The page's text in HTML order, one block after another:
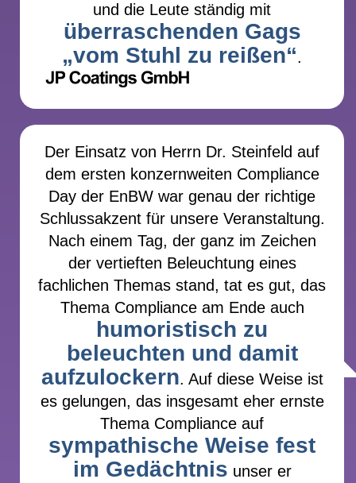
und die Leute ständig mit
überraschenden Gags
„vom Stuhl zu reißen“.
Der Einsatz von Herrn Dr. Steinfeld auf
dem ersten konzernweiten Compliance
Day der EnBW war genau der richtige
Schlussakzent für unsere Veranstaltung.
Nach einem Tag, der ganz im Zeichen
der vertieften Beleuchtung eines
fachlichen Themas stand, tat es gut, das
Thema Compliance am Ende auch
humoristisch zu
beleuchten und damit
aufzulockern. Auf diese Weise ist
es gelungen, das insgesamt eher ernste
Thema Compliance auf
sympathische Weise fest
im Gedächtnis unser er